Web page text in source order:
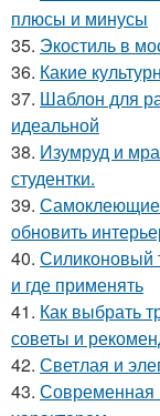
плюсы и минусы
35. Экостиль в
36. Какие
37. Шаблон для
идеальной
38. Изумруд и
студентки.
39.
обновить
40. Силиконовый
и где применять
41. Как выбрать
советы и
42. Светлая и
43. Современная